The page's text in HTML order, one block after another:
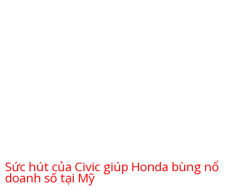
Sức hút của Civic giúp Honda bùng nổ
doanh số tại Mỹ